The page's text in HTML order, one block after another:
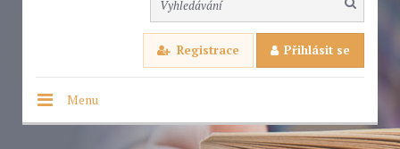
Registrace Přihlásit se
Menu